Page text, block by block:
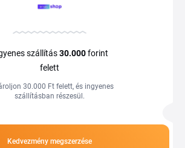
szállítás30.000forint
felett
30.000 Ft felett, és ingyenes
szállításban részesül.
Kedvezmény megszerzése